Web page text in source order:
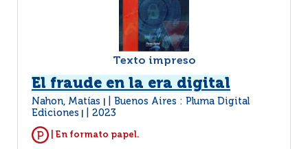
Texto impreso
El fraude en la era digital
Nahon, Matías
Buenos Aires : Pluma Digital
Ediciones
2023
| En formato papel.